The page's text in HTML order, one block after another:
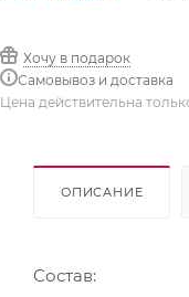
Хочу в подарок
Самовывоз и доставка
Цена действительна
ОПИСАНИЕ
Состав: